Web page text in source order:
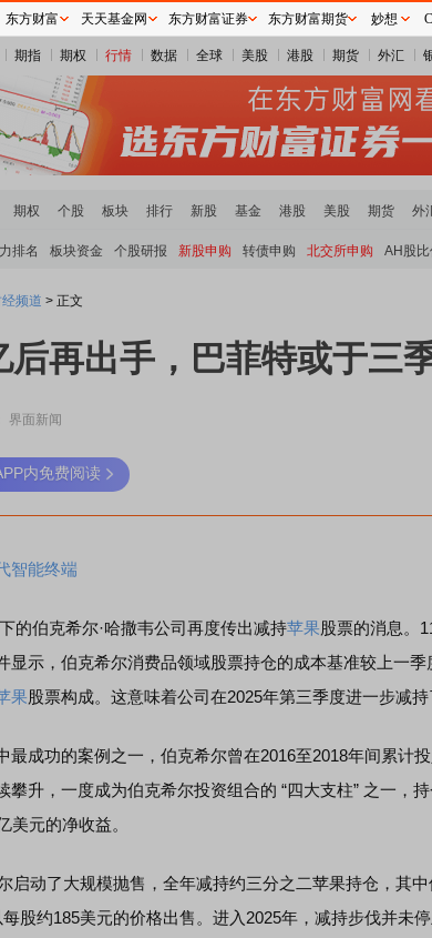
期指 期权 行情 数据 全球 美股 港股 期货 外汇
期权 个股 板块 排行 新股 基金 港股 美股 期货 外
排名 板块资金 个股研报 新股申购 转债申购 北交所申购 AH股比
经频道 > 正文
后再出手，巴菲特或于三
界面新闻
内免费阅读
智能终端
伯克希尔·哈撒韦公司再度传出减持苹果股票的消息。
显示，伯克希尔消费品领域股票持仓的成本基准较上一季
果股票构成。这意味着公司在2025年第三季度进一步减持
成功的案例之一，伯克希尔曾在2016至2018年间累计投
攀升，一度成为伯克希尔投资组合的 “四大支柱” 之一，
美元的净收益。
动了大规模抛售，全年减持约三分之二苹果持仓，其中
股约185美元的价格出售。进入2025年，减持步伐并未
稀土板块领涨
东方财富 天天基金网 东方财富证券 东方财富期货 妙想